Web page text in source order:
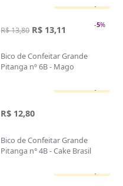
-5%
R$ 13,80 R$ 13,11
Bico de Confeitar Grande
Pitanga nº 6B - Mago
R$ 12,80
Bico de Confeitar Grande
Pitanga n° 4B - Cake Brasil